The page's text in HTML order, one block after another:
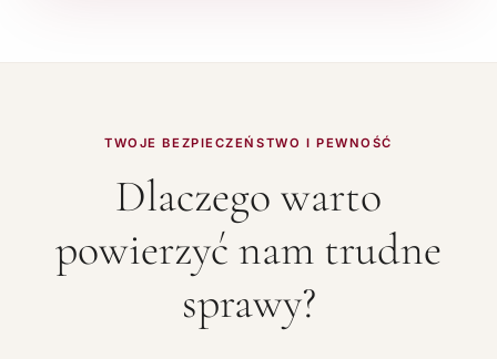
TWOJE BEZPIECZEŃSTWO I PEWNOŚĆ
Dlaczego warto
powierzyć nam trudne
sprawy?